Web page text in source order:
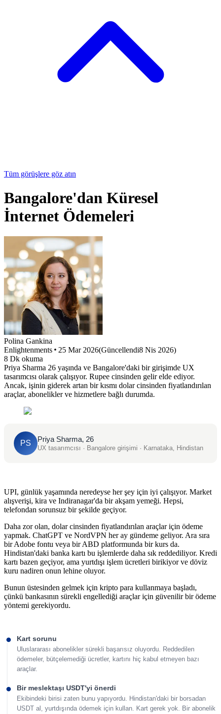
Tüm görüşlere göz atın
Bangalore'dan Küresel
İnternet Ödemeleri
Polina Gankina
Enlightenments
25 Mar 2026(Güncellendi8 Nis 2026)
8 Dk okuma
Priya Sharma 26 yaşında ve Bangalore'daki bir girişimde UX
tasarımcısı olarak çalışıyor. Rupee cinsinden gelir elde ediyor.
Ancak, işinin giderek artan bir kısmı dolar cinsinden fiyatlandırılan
araçlar, abonelikler ve hizmetlere bağlı durumda.
PS Priya Sharma, 26
UX tasarımcısı · Bangalore girişimi · Karnataka, Hindistan
UPI, günlük yaşamında neredeyse her şey için iyi çalışıyor. Market
alışverişi, kira ve Indiranagar'da bir akşam yemeği. Hepsi,
telefondan sorunsuz bir şekilde geçiyor.
Daha zor olan, dolar cinsinden fiyatlandırılan araçlar için ödeme
yapmak. ChatGPT ve NordVPN her ay gündeme geliyor. Ara sıra
bir Adobe fontu veya bir ABD platformunda bir kurs da.
Hindistan'daki banka kartı bu işlemlerde daha sık reddediliyor. Kredi
kartı bazen geçiyor, ama yurtdışı işlem ücretleri birikiyor ve döviz
kuru nadiren onun lehine oluyor.
Bunun üstesinden gelmek için kripto para kullanmaya başladı,
çünkü bankasının sürekli engellediği araçlar için güvenilir bir ödeme
yöntemi gerekiyordu.
Kart sorunu
Uluslararası abonelikler sürekli başarısız oluyordu. Reddedilen
ödemeler, bütçelemediği ücretler, kartını hiç kabul etmeyen bazı
araçlar.
Bir meslektaşı USDT'yi önerdi
Ekibindeki birisi zaten bunu yapıyordu. Hindistan'daki bir borsadan
USDT al, yurtdışında ödemek için kullan. Kart gerek yok. Bir abonelik